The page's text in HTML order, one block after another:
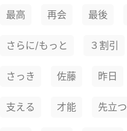
最高 再会 最後
さらに/もっと ３割引
さっき 佐藤 昨日
支える 才能 先立つ